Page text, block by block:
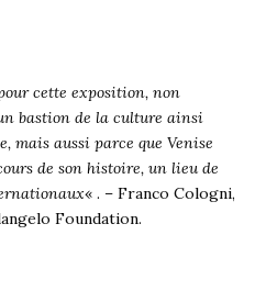
cette exposition, non
bastion de la culture ainsi
mais aussi parce que Venise
de son histoire, un lieu de
« . – Franco Cologni,
Foundation.